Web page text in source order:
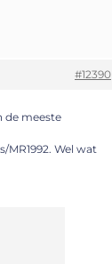
#12390
de meeste
Wel wat